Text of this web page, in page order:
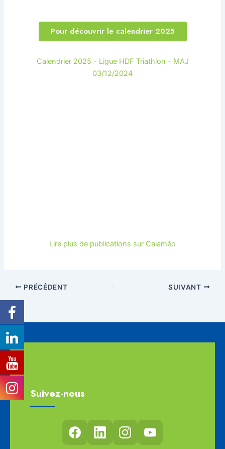
Pour découvrir le calendrier 2025
Calendrier 2025 - Ligue HDF Triathlon - MAJ
03/12/2024
Lire plus de publications sur Calaméo
PRÉCÉDENT SUIVANT
Suivez-nous